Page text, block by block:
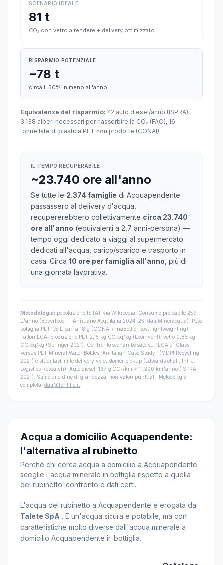
SCENARIO IDEALE
81 t
CO₂ con vetro a rendere + delivery ottimizzato
RISPARMIO POTENZIALE
−78 t
circa il 50% in meno all'anno
Equivalenze del risparmio: 42 auto diesel/anno (ISPRA),
3.138 alberi necessari per riassorbire la CO₂ (FAO), 16
tonnellate di plastica PET non prodotte (CONAI).
IL TEMPO RECUPERABILE
~23.740 ore all'anno
Se tutte le 2.374 famiglie di Acquapendente
passassero al delivery d'acqua,
recupererebbero collettivamente circa 23.740
ore all'anno (equivalenti a 2,7 anni-persona) —
tempo oggi dedicato a viaggi al supermercato
dedicati all'acqua, carico/scarico e trasporto in
casa. Circa 10 ore per famiglia all'anno , più di
una giornata lavorativa.
Metodologia: popolazione ISTAT via Wikipedia. Consumo pro capite 259
L/anno (Beverfood — Annuario Acquitalia 2024-25, dati Mineracqua). Peso
bottiglia PET 1,5 L pari a 18 g (CONAI / InaBottle, post-lightweighting).
Fattori LCA: produzione PET 2,15 kg CO₂eq/kg (Ecoinvent), vetro 0,85 kg
CO₂eq/kg (Springer 2021). Confronto scenari basato su "LCA of Glass
Versus PET Mineral Water Bottles: An Italian Case Study" (MDPI Recycling
2021) e studi last-mile delivery vs customer pickup (Edwards et al., Int. J.
Logistics Research). Auto diesel: 167 g CO₂/km × 11.200 km/anno (ISPRA
2021). Stime di ordine di grandezza, non valori puntuali. Metodologia
completa: dati@fontilio.it
Acqua a domicilio Acquapendente:
l'alternativa al rubinetto
Perché chi cerca acqua a domicilio a Acquapendente
sceglie l'acqua minerale in bottiglia rispetto a quella
del rubinetto: confronto e dati certi.
L'acqua del rubinetto a Acquapendente è erogata da
Talete SpA . È un'acqua sicura e potabile, ma con
caratteristiche molto diverse dall'acqua minerale a
domicilio Acquapendente in bottiglia.